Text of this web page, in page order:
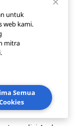
untuk
web kami.
mitra
Semua